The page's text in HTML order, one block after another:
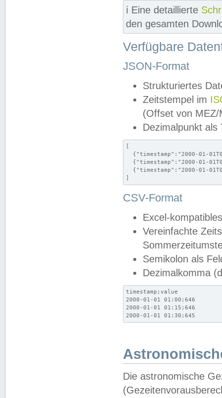
ℹ️ Eine detaillierte
den gesamten
Verfügbare
JSON-Format
Strukturiertes
Zeitstempel im
(Offset von MEZ/
Dezimalpunkt als
[
{"timestamp":"2000-01-
{"timestamp":"2000-01-
{"timestamp":"2000-01-
]
CSV-Format
Excel-
Vereinfachte
Semikolon als
Dezimalkomma
timestamp;value
2000-01-01 01:00;646
2000-01-01 01:15;646
2000-01-01 01:30;645
Die astronomische